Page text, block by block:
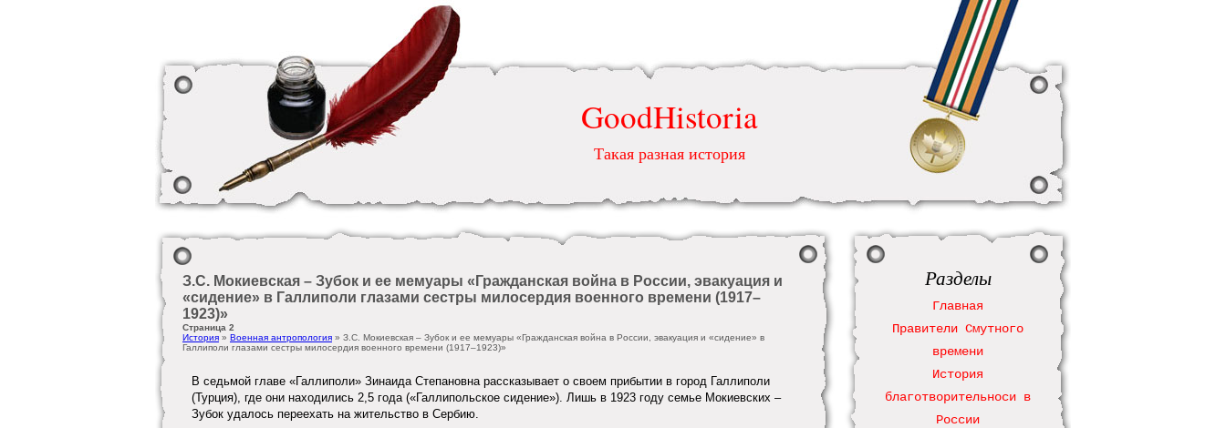
GoodHistoria
Такая разная история
З.С. Мокиевская – Зубок и ее мемуары «Гражданская война в России, эвакуация и
«сидение» в Галлиполи глазами сестры милосердия военного времени (1917–
1923)»
Страница 2
История » Военная антропология » З.С. Мокиевская – Зубок и ее мемуары «Гражданская война в России, эвакуация и «сидение» в
Галлиполи глазами сестры милосердия военного времени (1917–1923)»
В седьмой главе «Галлиполи» Зинаида Степановна рассказывает о своем прибытии в город Галлиполи
(Турция), где они находились 2,5 года («Галлипольское сидение»). Лишь в 1923 году семье Мокиевских –
Зубок удалось переехать на жительство в Сербию.
Разделы
Главная
Правители Смутного
времени
История
благотворительноси в
России